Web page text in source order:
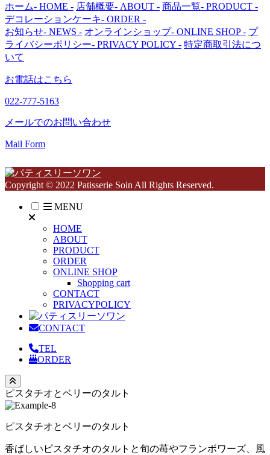
ホーム- HOME - 店舗概要- ABOUT - 商品一覧- PRODUCT -
デコレーションケーキ- ORDER -
お知らせ- NEWS - オンラインショップ- ONLINE SHOP - プ
ライバシーポリシー- PRIVACY POLICY - 特定商取引法につ
いて
お電話はこちら
022-777-5163
メールでのお問い合わせ
Mail Form
Copyright © 2022 Patisserie Soin All Rights Reserved.
MENU
HOME
ABOUT
PRODUCT
ORDER
ONLINE SHOP
Shopping cart
CONTACT
PRIVACYPOLICY
CONTACT
TEL
ORDER
ピスタチオとベリーのタルト
ピスタチオとベリーのタルト
香ばしいピスタチオのタルトと旬の苺やフランボワーズ、風